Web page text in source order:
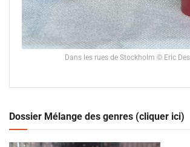
Dans les rues de Stockholm © Eric
Dossier Mélange des genres (cliquer ici)